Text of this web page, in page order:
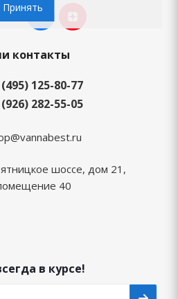
контакты
125-80-77
282-55-05
шоссе, дом 21,
40
в курсе!
Принять